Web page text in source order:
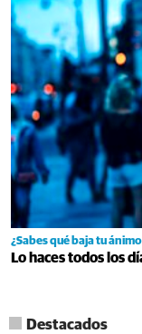
¿Sabes qué baja tu
Lo haces todos los
Destacados